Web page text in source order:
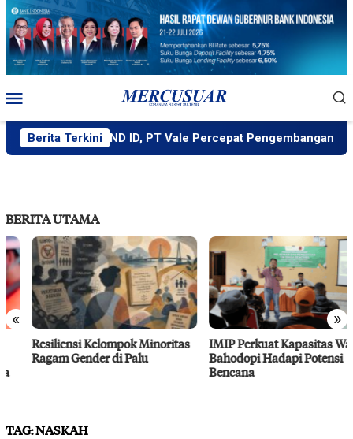
Loncat
konten
Mobile
Berita Terkini
Didukung MIND ID, PT Vale Percepat Pengembangan
BERITA UTAMA
« »
Resiliensi Kelompok Minoritas
Ragam Gender di Palu
IMIP Perkuat Kapasitas Warga
Bahodopi Hadapi Potensi
Bencana
TAG:NASKAH